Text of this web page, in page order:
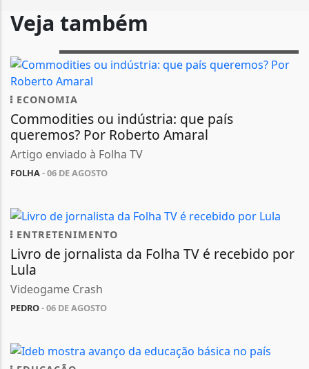
Veja também
ECONOMIA
Commodities ou indústria: que país
queremos? Por Roberto Amaral
Artigo enviado à Folha TV
FOLHA- 06 DE AGOSTO
ENTRETENIMENTO
Livro de jornalista da Folha TV é recebido por
Lula
Videogame Crash
PEDRO- 06 DE AGOSTO